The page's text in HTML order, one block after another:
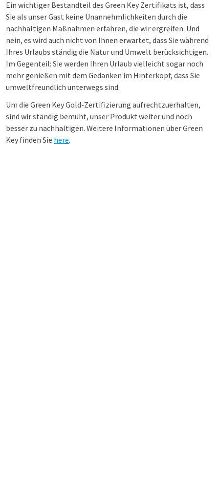
Ein wichtiger Bestandteil des Green Key Zertifikats ist, dass
Sie als unser Gast keine Unannehmlichkeiten durch die
nachhaltigen Maßnahmen erfahren, die wir ergreifen. Und
nein, es wird auch nicht von Ihnen erwartet, dass Sie während
Ihres Urlaubs ständig die Natur und Umwelt berücksichtigen.
Im Gegenteil: Sie werden Ihren Urlaub vielleicht sogar noch
mehr genießen mit dem Gedanken im Hinterkopf, dass Sie
umweltfreundlich unterwegs sind.
Um die Green Key Gold-Zertifizierung aufrechtzuerhalten,
sind wir ständig bemüht, unser Produkt weiter und noch
besser zu nachhaltigen. Weitere Informationen über Green
Key finden Sie here.